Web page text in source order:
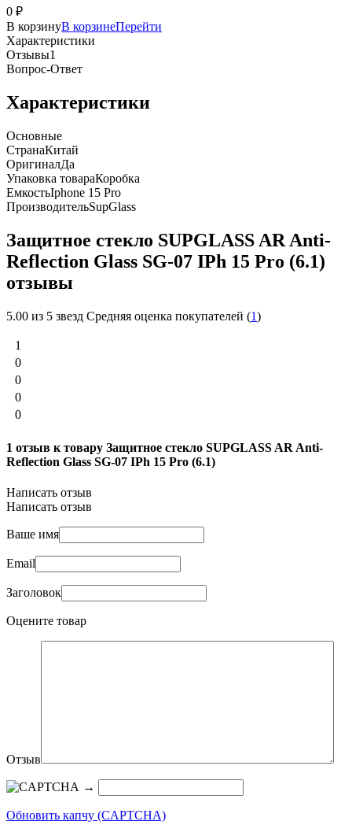
0 ₽
В корзинуВ корзинеПерейти
Характеристики
Отзывы1
Вопрос-Ответ
Характеристики
Основные
СтранаКитай
ОригиналДа
Упаковка товараКоробка
ЕмкостьIphone 15 Pro
ПроизводительSupGlass
Защитное стекло SUPGLASS AR Anti-
Reflection Glass SG-07 IPh 15 Pro (6.1)
отзывы
5.00 из 5 звезд Средняя оценка покупателей (1)
1
0
0
0
0
1 отзыв к товару Защитное стекло SUPGLASS AR Anti-
Reflection Glass SG-07 IPh 15 Pro (6.1)
Написать отзыв
Написать отзыв
Ваше имя
Email
Заголовок
Оцените товар
Отзыв
→
Обновить капчу (CAPTCHA)